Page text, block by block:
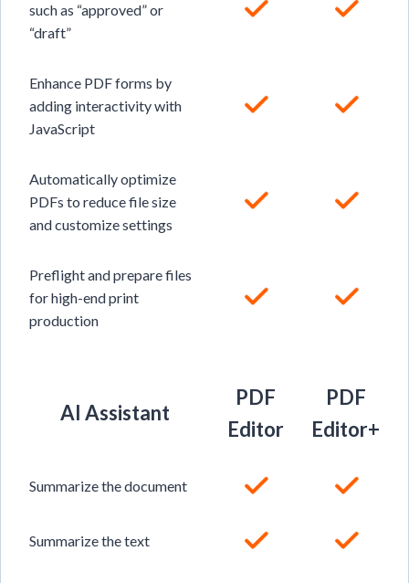
such as “approved” or
“draft”
Enhance PDF forms by
adding interactivity with
JavaScript
Automatically optimize
PDFs to reduce file size
and customize settings
Preflight and prepare files
for high-end print
production
AI Assistant
PDF
Editor
PDF
Editor+
Summarize the document
Summarize the text